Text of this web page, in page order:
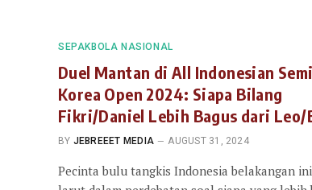
SEPAKBOLA NASIONAL
Duel Mantan di All Indonesian
Korea Open 2024: Siapa Bilang
Fikri/Daniel Lebih Bagus dari Leo/
BY JEBREEET MEDIA AUGUST 31, 2024
Pecinta bulu tangkis Indonesia belakangan